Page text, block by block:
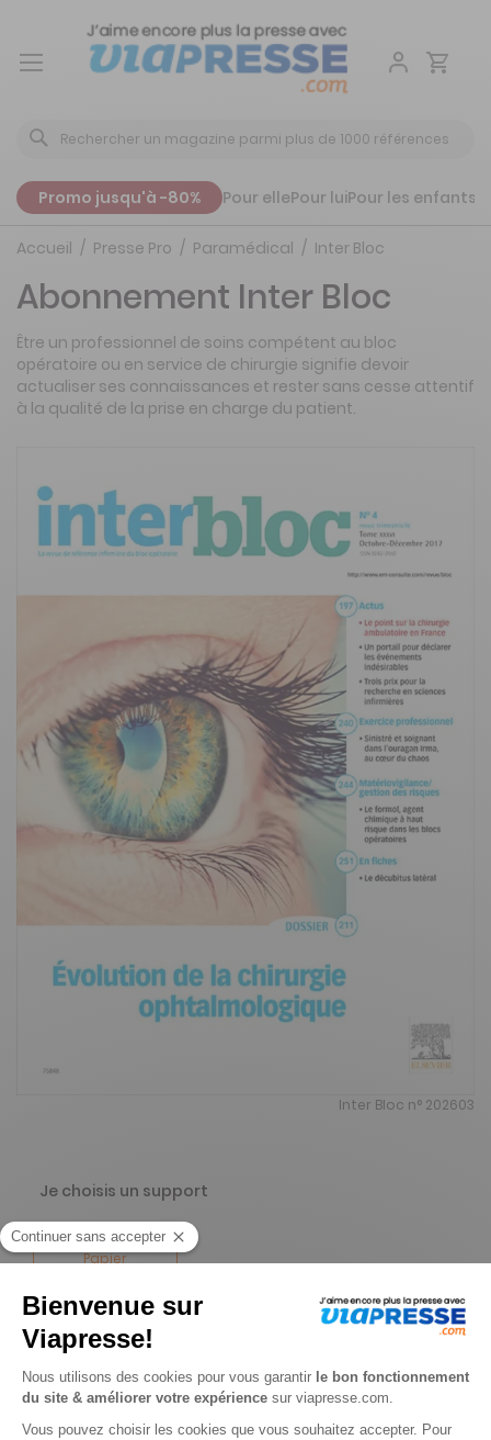
Aller
Promo jusqu'à -80% Pour ellePour luiPour les enfants
Accueil Presse Pro Paramédical Inter Bloc
Inter Bloc n° 202603
Abonnement Inter Bloc
Être un professionnel de soins compétent au bloc
opératoire ou en service de chirurgie signifie devoir
actualiser ses connaissances et rester sans cesse attentif
à la qualité de la prise en charge du patient.
Je choisis un support
Papier
-69%
Abonnement 1 an
4 n° • Papier Offre réservée aux particuliers